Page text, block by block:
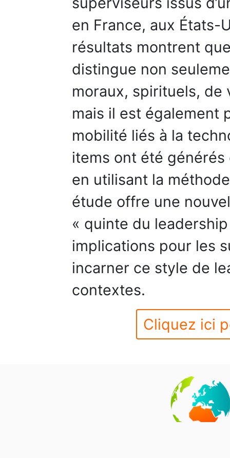
en France, aux États-
résultats montrent
distingue non
moraux, spirituels, de
mais il est également
mobilité liés à la
items ont été
en utilisant la
étude offre une
« quinte du
implications pour les
incarner ce style de
contextes.
Cliquez ici